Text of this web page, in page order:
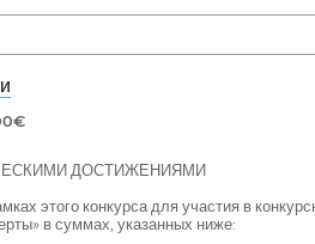
ДОСТИЖЕНИЯМИ
этого конкурса для участия в
в суммах, указанных ниже: